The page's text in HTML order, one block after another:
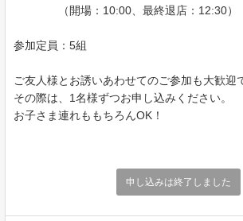
（開場：10:00、最終退店：12:30）
参加定員：5組
ご友人様とお誘いあわせてのご参加も大歓迎
その際は、1名様ずつお申し込みください。
お子さま連れももちろんOK！
申し込みは終了しました